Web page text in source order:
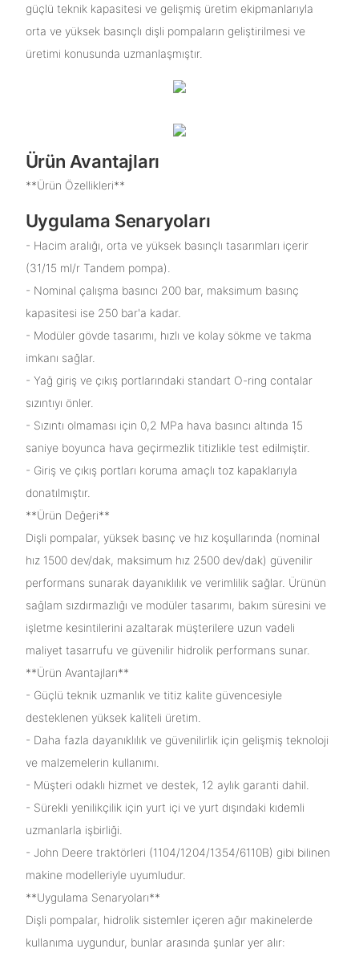
güçlü teknik kapasitesi ve gelişmiş üretim ekipmanlarıyla
orta ve yüksek basınçlı dişli pompaların geliştirilmesi ve
üretimi konusunda uzmanlaşmıştır.
Ürün Avantajları
**Ürün Özellikleri**
Uygulama Senaryoları
- Hacim aralığı, orta ve yüksek basınçlı tasarımları içerir
(31/15 ml/r Tandem pompa).
- Nominal çalışma basıncı 200 bar, maksimum basınç
kapasitesi ise 250 bar'a kadar.
- Modüler gövde tasarımı, hızlı ve kolay sökme ve takma
imkanı sağlar.
- Yağ giriş ve çıkış portlarındaki standart O-ring contalar
sızıntıyı önler.
- Sızıntı olmaması için 0,2 MPa hava basıncı altında 15
saniye boyunca hava geçirmezlik titizlikle test edilmiştir.
- Giriş ve çıkış portları koruma amaçlı toz kapaklarıyla
donatılmıştır.
**Ürün Değeri**
Dişli pompalar, yüksek basınç ve hız koşullarında (nominal
hız 1500 dev/dak, maksimum hız 2500 dev/dak) güvenilir
performans sunarak dayanıklılık ve verimlilik sağlar. Ürünün
sağlam sızdırmazlığı ve modüler tasarımı, bakım süresini ve
işletme kesintilerini azaltarak müşterilere uzun vadeli
maliyet tasarrufu ve güvenilir hidrolik performans sunar.
**Ürün Avantajları**
- Güçlü teknik uzmanlık ve titiz kalite güvencesiyle
desteklenen yüksek kaliteli üretim.
- Daha fazla dayanıklılık ve güvenilirlik için gelişmiş teknoloji
ve malzemelerin kullanımı.
- Müşteri odaklı hizmet ve destek, 12 aylık garanti dahil.
- Sürekli yenilikçilik için yurt içi ve yurt dışındaki kıdemli
uzmanlarla işbirliği.
- John Deere traktörleri (1104/1204/1354/6110B) gibi bilinen
makine modelleriyle uyumludur.
**Uygulama Senaryoları**
Dişli pompalar, hidrolik sistemler içeren ağır makinelerde
kullanıma uygundur, bunlar arasında şunlar yer alır: